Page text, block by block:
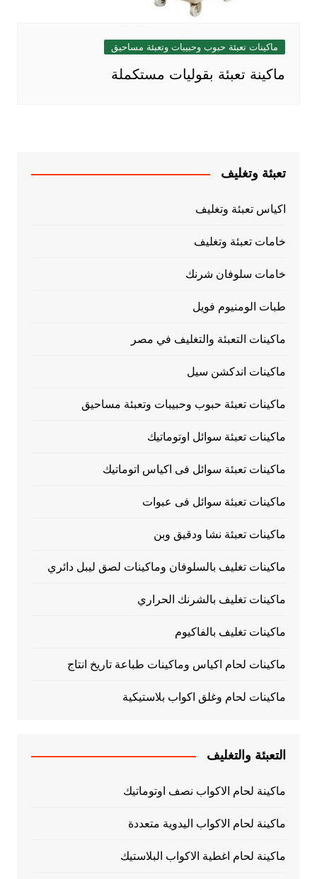
ماكينات تعبئة حبوب وحبيبات وتعبئة مساحيق
ماكينة تعبئة بقوليات مستكملة
تعبئة وتغليف
اكياس تعبئة وتغليف
خامات تعبئة وتغليف
خامات سلوفان شرنك
طبات الومنيوم فويل
ماكينات التعبئة والتغليف في مصر
ماكينات اندكشن سيل
ماكينات تعبئة حبوب وحبيبات وتعبئة مساحيق
ماكينات تعبئة سوائل اوتوماتيك
ماكينات تعبئة سوائل فى اكياس اتوماتيك
ماكينات تعبئة سوائل فى عبوات
ماكينات تعبئة نشا ودقيق وبن
ماكينات تغليف بالسلوفان وماكينات لصق ليبل دائري
ماكينات تغليف بالشرنك الحراري
ماكينات تغليف بالفاكيوم
ماكينات لحام اكياس وماكينات طباعة تاريخ انتاج
ماكينات لحام وغلق اكواب بلاستيكية
التعبئة والتغليف
ماكينة لحام الاكواب نصف اوتوماتيك
ماكينة لحام الاكواب اليدوية متعددة
ماكينة لحام اغطية الاكواب البلاستيك